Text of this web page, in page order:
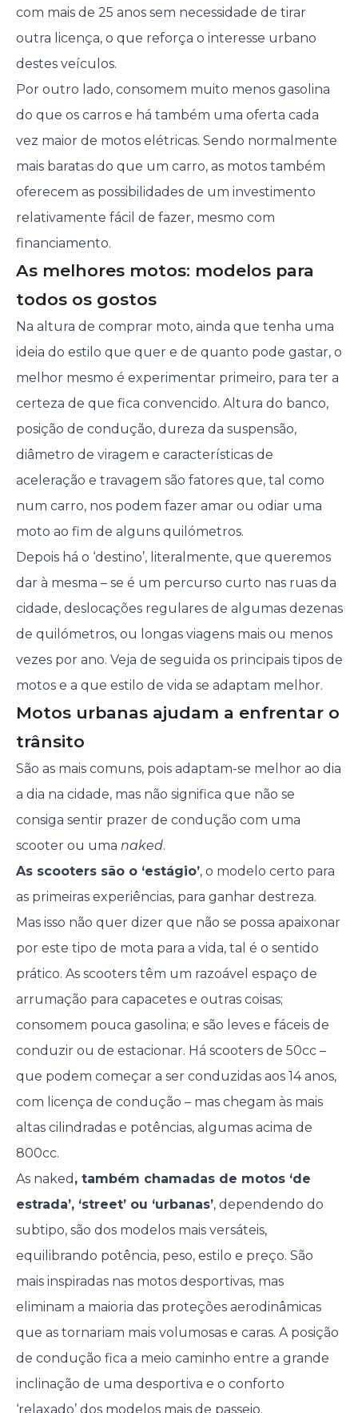
com mais de 25 anos sem necessidade de tirar
outra licença, o que reforça o interesse urbano
destes veículos.
Por outro lado, consomem muito menos gasolina
do que os carros e há também uma oferta cada
vez maior de motos elétricas. Sendo normalmente
mais baratas do que um carro, as motos também
oferecem as possibilidades de um investimento
relativamente fácil de fazer, mesmo com
financiamento.
As melhores motos: modelos para
todos os gostos
Na altura de comprar moto, ainda que tenha uma
ideia do estilo que quer e de quanto pode gastar, o
melhor mesmo é experimentar primeiro, para ter a
certeza de que fica convencido. Altura do banco,
posição de condução, dureza da suspensão,
diâmetro de viragem e características de
aceleração e travagem são fatores que, tal como
num carro, nos podem fazer amar ou odiar uma
moto ao fim de alguns quilómetros.
Depois há o ‘destino’, literalmente, que queremos
dar à mesma – se é um percurso curto nas ruas da
cidade, deslocações regulares de algumas dezenas
de quilómetros, ou longas viagens mais ou menos
vezes por ano. Veja de seguida os principais tipos de
motos e a que estilo de vida se adaptam melhor.
Motos urbanas ajudam a enfrentar o
trânsito
São as mais comuns, pois adaptam-se melhor ao dia
a dia na cidade, mas não significa que não se
consiga sentir prazer de condução com uma
scooter ou uma naked.
As scooters são o ‘estágio’, o modelo certo para
as primeiras experiências, para ganhar destreza.
Mas isso não quer dizer que não se possa apaixonar
por este tipo de mota para a vida, tal é o sentido
prático. As scooters têm um razoável espaço de
arrumação para capacetes e outras coisas;
consomem pouca gasolina; e são leves e fáceis de
conduzir ou de estacionar. Há scooters de 50cc –
que podem começar a ser conduzidas aos 14 anos,
com licença de condução – mas chegam às mais
altas cilindradas e potências, algumas acima de
800cc.
As naked , também chamadas de motos ‘de
estrada’, ‘street’ ou ‘urbanas’, dependendo do
subtipo, são dos modelos mais versáteis,
equilibrando potência, peso, estilo e preço. São
mais inspiradas nas motos desportivas, mas
eliminam a maioria das proteções aerodinâmicas
que as tornariam mais volumosas e caras. A posição
de condução fica a meio caminho entre a grande
inclinação de uma desportiva e o conforto
‘relaxado’ dos modelos mais de passeio.